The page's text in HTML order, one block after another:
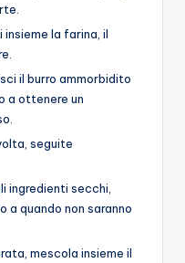
la farina, il
il burro ammorbidito
a ottenere un
seguite
ingredienti secchi,
a quando non saranno
mescola insieme il